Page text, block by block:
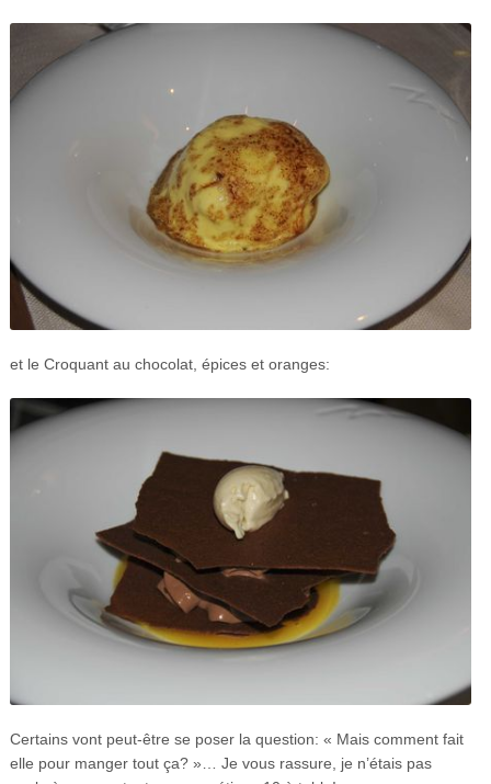
et le Croquant au chocolat, épices et oranges:
Certains vont peut-être se poser la question: « Mais comment fait
elle pour manger tout ça? »… Je vous rassure, je n’étais pas